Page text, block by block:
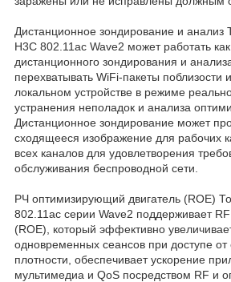
Дистанционное зондирование и анализ
H3C 802.11ac Wave2 может работать как
дистанционного зондирования и
перехватывать WiFi-пакеты поблизости
локальном устройстве в режиме
устранения неполадок и анализа
Дистанционное зондирование может
сходящееся изображение для рабочих
всех каналов для удовлетворения
обслуживания беспроводной сети.
РЧ оптимизирующий двигатель (ROE)
802.11ac серии Wave2 поддерживает
(ROE), который эффективно
одновременных сеансов при доступе от
плотности, обеспечивает ускорение
мультимедиа и QoS посредством RF и